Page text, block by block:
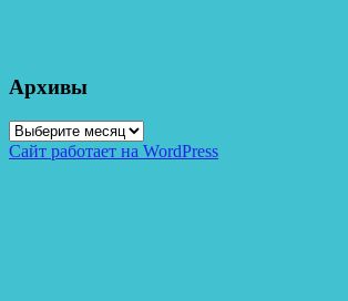
Архивы
Архивы
Сайт работает на WordPress